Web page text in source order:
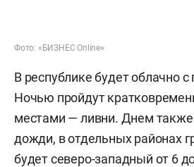
Фото: «БИЗНЕС Online»
В республике будет облачно
Ночью пройдут
местами — ливни. Днем
дожди, в отдельных районах
будет северо-западный от 6